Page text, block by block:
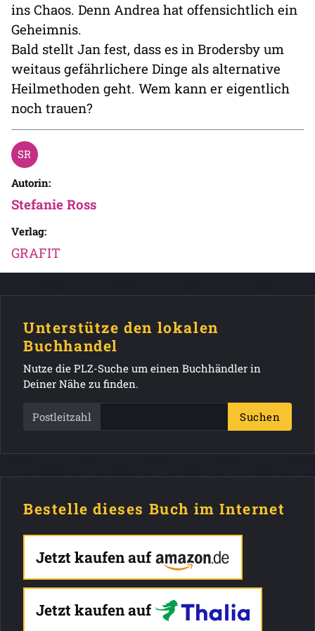
ins Chaos. Denn Andrea hat offensichtlich ein
Geheimnis.
Bald stellt Jan fest, dass es in Brodersby um
weitaus gefährlichere Dinge als alternative
Heilmethoden geht. Wem kann er eigentlich
noch trauen?
Autorin:
Stefanie Ross
Verlag:
GRAFIT
Unterstütze den lokalen
Buchhandel
Nutze die PLZ-Suche um einen Buchhändler in
Deiner Nähe zu finden.
Postleitzahl Suchen
Bestelle dieses Buch im Internet
Jetzt kaufen auf
Jetzt kaufen auf